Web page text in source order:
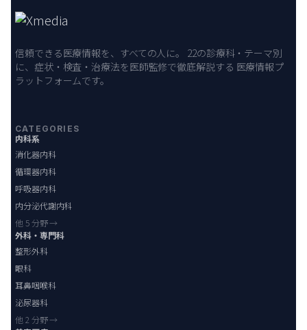
信頼できる医療情報を、すべての人に。 22の診療科・テーマ別
に、症状・検査・治療法を医師監修で徹底解説する 医療情報プ
ラットフォームです。
CATEGORIES
内科系
消化器内科
循環器内科
呼吸器内科
内分泌代謝内科
他 5 分野 →
外科・専門科
整形外科
眼科
耳鼻咽喉科
泌尿器科
他 2 分野 →